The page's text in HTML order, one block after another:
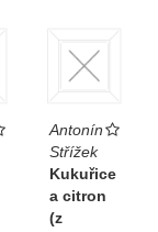
Antonín
Střížek
Kukuřice
a citron
(z